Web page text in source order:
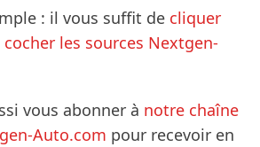
: il vous suffit de cliquer
les sources Nextgen-
vous abonner à notre chaîne
Auto.com pour recevoir en